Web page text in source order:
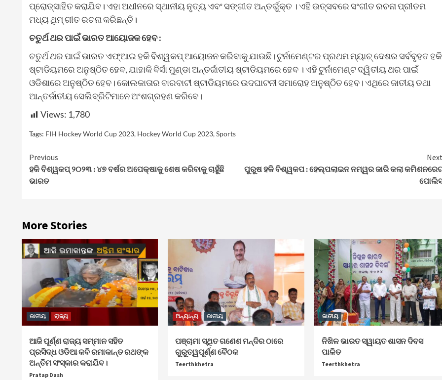
ପ୍ରୋତ୍ସାହିତ କରାଯିବ। ଏହା ଅଧୀନରେ ସ୍ଥାନୀୟ ନୃତ୍ୟ ଏବଂ ସଙ୍ଗୀତ ଅନ୍ତର୍ଭୁକ୍ତ । ଏହି ଉତ୍ସବରେ ସଂଗୀତ ରଚନା ପ୍ରୀତମ
ମଧ୍ୟ ଥିମ୍ ଗୀତ ରଚନା କରିଛନ୍ତି।
ଚତୁର୍ଥ ଥର ପାଇଁ ଭାରତ ଆୟୋଜକ ହେବ :
ଚତୁର୍ଥ ଥର ପାଇଁ ଭାରତ ଏଫ୍ଆଇ ହକି ବିଶ୍ୱକପ୍ ଆୟୋଜନ କରିବାକୁ ଯାଉଛି। ଟୁର୍ନାମେଣ୍ଟର ପ୍ରଥମ ମ୍ୟାଚ୍ ଦେଶର ସର୍ବବୃହତ ହକି
ଷ୍ଟାଡିୟମରେ ଅନୁଷ୍ଠିତ ହେବ, ଯାହାକି ବିର୍ସା ମୁଣ୍ଡା ଅନ୍ତର୍ଜାତୀୟ ଷ୍ଟାଡିୟମରେ ହେବ । ଏହି ଟୁର୍ନାମେଣ୍ଟ ଦ୍ୱିତୀୟ ଥର ପାଇଁ
ଓଡିଶାରେ ଅନୁଷ୍ଠିତ ହେବ। କୋଲକାତାର ବାରବାଟୀ ଷ୍ଟାଡିୟମରେ ଉଦଘାଟନୀ ସମାରୋହ ଅନୁଷ୍ଠିତ ହେବ। ଏଥିରେ ଜାତୀୟ ତଥା
ଆନ୍ତର୍ଜାତୀୟ ସେଲିବ୍ରିଟିମାନେ ଅଂଶଗ୍ରହଣ କରିବେ।
Views: 1,780
Tags: FIH Hockey World Cup 2023, Hockey World Cup 2023,Sports
Continue
Reading
Previous
ହକି ବିଶ୍ୱକପ୍ ୨୦୨୩ : ୪୭ ବର୍ଷର ଅପେକ୍ଷାକୁ ଶେଷ କରିବାକୁ ଚାହୁଁଛି
ଭାରତ
ପୁରୁଷ ହକି ବିଶ୍ୱକପ : ହେଲ୍ପଲାଇନ ନମ୍ୱର ଜାରି କଲା
More Stories
ଜାତୀୟ ରାଜ୍ୟ
ଆଜି ପୂର୍ଣ୍ଣ ରାଜ୍ୟ ସମ୍ମାନ ସହିତ
ପ୍ରସିଦ୍ଧ ଓଡିଆ କବି ରମାକାନ୍ତ ରଥଙ୍କ
ଅନ୍ତିମ ସଂସ୍କାର କରାଯିବ।
Pratap Dash
ଅନ୍ୟାନ୍ୟ ଜାତୀୟ
ପଞ୍ଚାମା ସ୍ଥିତ ଗଣେଶ ମନ୍ଦିର ଠାରେ
ଗୁରୁତ୍ୱପୂର୍ଣ୍ଣ ବୈଠକ
Teerthkhetra
ଜାତୀୟ
ନିଖିଳ ଭାରତ ସ୍ୱାୟତ ଶାସନ ଦିବସ
ପାଳିତ
Teerthkhetra